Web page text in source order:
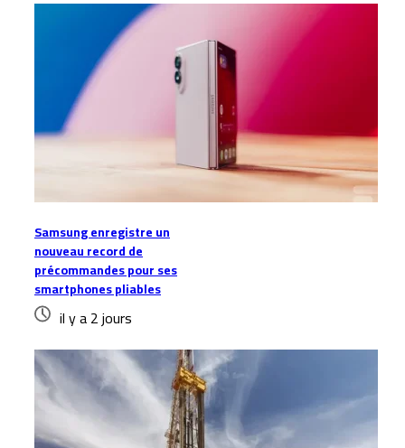
Samsung enregistre un
nouveau record de
précommandes pour ses
smartphones pliables
il y a 2 jours